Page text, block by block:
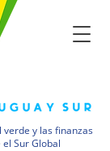
y las finanzas
Sur Global